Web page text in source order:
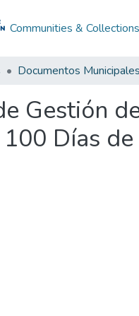
Communities & Collections
Documentos Municipales
Gestión
Días